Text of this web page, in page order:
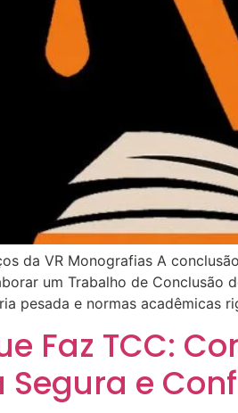
da VR Monografias A
um Trabalho de
pesada e normas acadêmicas
Faz TCC:
e